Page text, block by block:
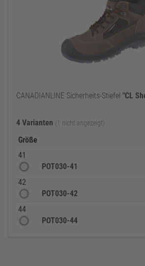
CANADIANLINE Sicherheits-Stiefel "CL
4 Varianten (1 nicht angezeigt)
Größe
41
POT030-41
42
POT030-42
44
POT030-44